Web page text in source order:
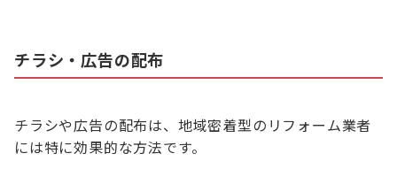
チラシ・広告の配布
チラシや広告の配布は、地域密着型のリフォーム業者
には特に効果的な方法です。